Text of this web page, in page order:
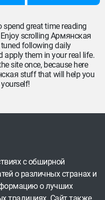
spend great time reading
scrolling Армянская
following daily
them in your real life.
site once, because here
stuff that will help you
с обширной
о различных странах и
о лучших